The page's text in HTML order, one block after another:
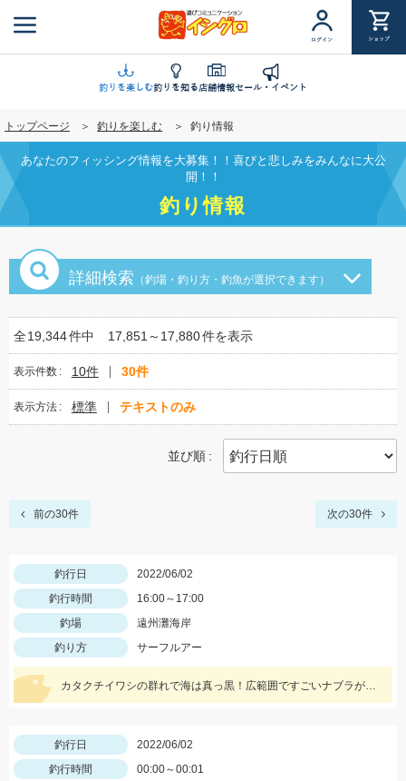
ン
に
移
動
ログイン ショップ
釣りを楽しむ釣りを知る店舗情報セール・イベント
トップページ 釣りを楽しむ 釣り情報
あなたのフィッシング情報を大募集！！喜びと悲しみをみんなに大公
開！！
釣り情報
詳細検索 （釣場・釣り方・釣魚が選択できます）
全19,344件中 17,851～17,880件を表示
表示件数 10件 30件
表示方法 標準 テキストのみ
並び順
前の30件 次の30件
釣行日
2022/06/02
釣行時間
16:00～17:00
釣場
遠州灘海岸
釣り方
サーフルアー
カタクチイワシの群れで海は真っ黒！広範囲ですごいナブラが発生しました！
釣行日
2022/06/02
釣行時間
00:00～00:01